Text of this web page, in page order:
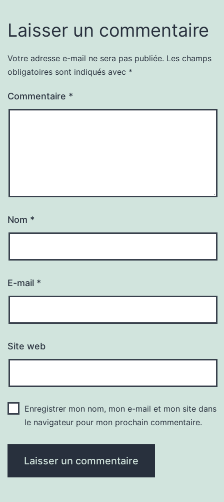
Laisser un commentaire
Votre adresse e-mail ne sera pas publiée. Les champs
obligatoires sont indiqués avec *
Commentaire *
Nom *
E-mail *
Site web
Enregistrer mon nom, mon e-mail et mon site dans
le navigateur pour mon prochain commentaire.